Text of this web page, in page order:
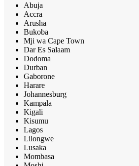
Abuja
Accra
Arusha
Bukoba
Mji wa Cape Town
Dar Es Salaam
Dodoma
Durban
Gaborone
Harare
Johannesburg
Kampala
Kigali
Kisumu
Lagos
Lilongwe
Lusaka
Mombasa